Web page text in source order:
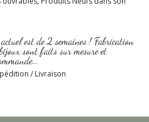
est de 2 semaines ! Fabrication
sont faits sur mesure et
/ Livraison